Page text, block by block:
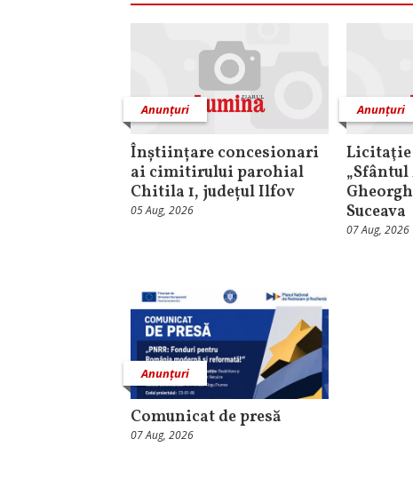
Anunțuri
Înștiințare concesionari
ai cimitirului parohial
Chitila 1, județul Ilfov
05 Aug, 2026
Anunțuri
Licitaţie
Suceava
07 Aug, 2026
Anunțuri
Comunicat de presă
07 Aug, 2026